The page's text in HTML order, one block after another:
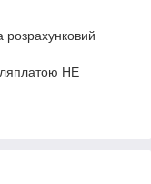
розрахунковий
НЕ